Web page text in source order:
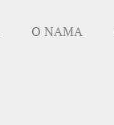
O NAMA